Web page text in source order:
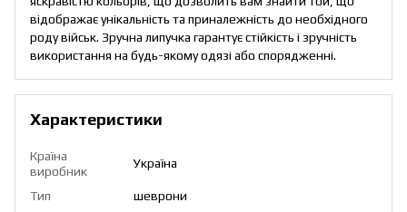
відображає унікальність та приналежність до необхідного
роду військ. Зручна липучка гарантує стійкість і зручність
використання на будь-якому одязі або спорядженні.
Характеристики
Країна
виробник
Україна
Тип
шеврони